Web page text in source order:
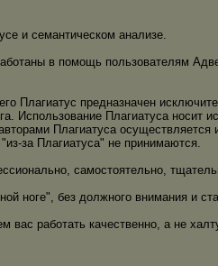
и семантическом анализе.
в помощь пользователям
Плагиатус предназначен
Использование Плагиатуса носит
Плагиатуса
"из-за Плагиатуса" не принимаются.
самостоятельно,
ноге", без должного внимания и
вас работать качественно, а не